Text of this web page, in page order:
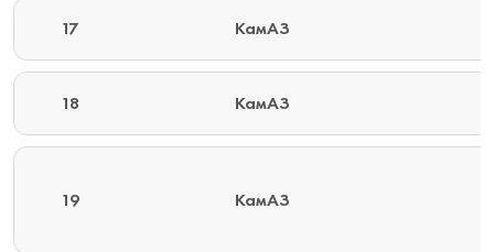
17 КамАЗ
18 КамАЗ
19 КамАЗ